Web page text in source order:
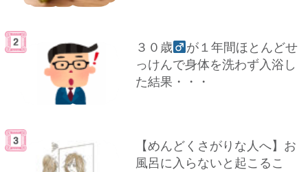
３０歳
が１年間ほとんどせ
っけんで身体を洗わず入浴し
た結果・・・
【めんどくさがりな人へ】お
風呂に入らないと起こるこ